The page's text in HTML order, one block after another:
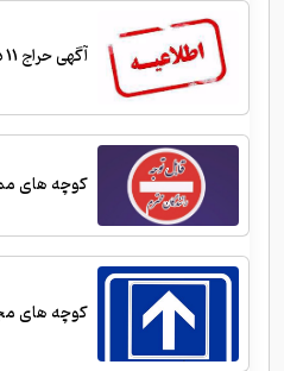
آگهی حراج 11 دستگاه ماشین آلات عمرانی
کوچه های
کوچه های